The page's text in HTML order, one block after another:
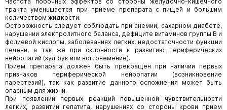
тракта уменьшается при приеме препарата с пищей и большим
количеством жидкости.
Осторожность следует соблюдать при анемии, сахарном диабете,
нарушении электролитного баланса, дефиците витаминов группы В и
фолиевой кислоты, заболеваниях легких, недостаточности функции
печени, а так же при склонности к развитию периферических
нейропатий (зуд рук или ног, онемение).
Прием препарата должен быть прекращен при наличии первых
признаков периферической нейропатии (возникновение
парестезий), так как развитие данного осложнения может быть
опасным для жизни.
При появлении первых реакций повышенной чувствительности
легких, развитии гепатита, нарушениях со стороны крови прием